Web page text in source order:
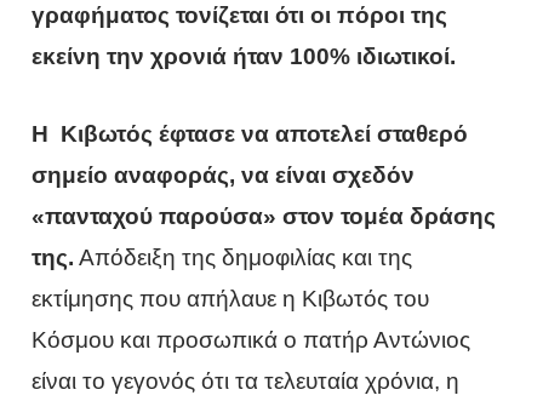
γραφήματος τονίζεται ότι οι πόροι της
εκείνη την χρονιά ήταν 100% ιδιωτικοί.
Η Κιβωτός έφτασε να αποτελεί σταθερό
σημείο αναφοράς, να είναι σχεδόν
«πανταχού παρούσα» στον τομέα δράσης
της. Απόδειξη της δημοφιλίας και της
εκτίμησης που απήλαυε η Κιβωτός του
Κόσμου και προσωπικά ο πατήρ Αντώνιος
είναι το γεγονός ότι τα τελευταία χρόνια, η